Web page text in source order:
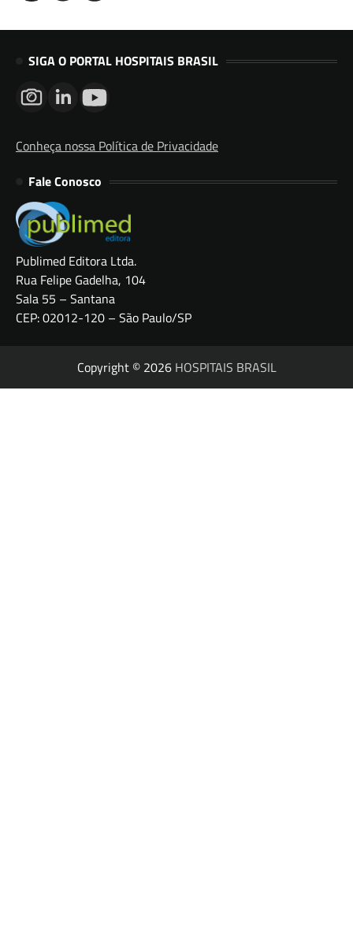
SIGA O PORTAL HOSPITAIS BRASIL
Conheça nossa Política de Privacidade
Fale Conosco
Publimed Editora Ltda.
Rua Felipe Gadelha, 104
Sala 55 – Santana
CEP: 02012-120 – São Paulo/SP
Copyright © 2026 HOSPITAIS BRASIL